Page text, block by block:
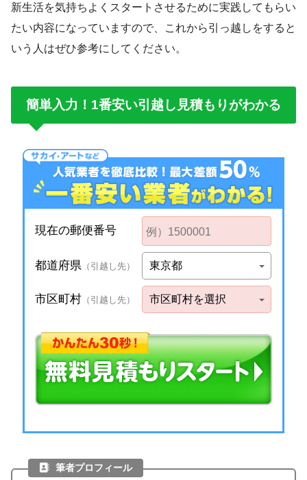
新生活を気持ちよくスタートさせるために実践してもらい
たい内容になっていますので、これから引っ越しをすると
いう人はぜひ参考にしてください。
簡単入力！1番安い引越し見積もりがわかる
筆者プロフィール